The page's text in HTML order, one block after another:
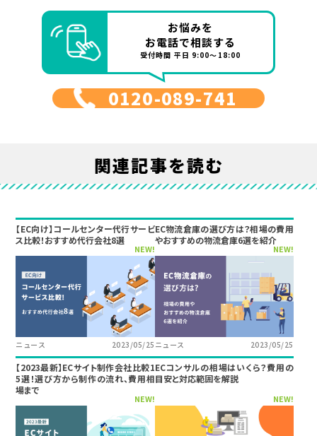
お悩みを
お電話で相談する
受付時間 平日 9:00～18:00
0120-089-741
関連記事を読む
【EC向け】コールセンター代行サービ
ス比較！おすすめ代行会社8選
NEW!
ニュース 2023/05/25
EC物流倉庫の選び方は？相場の費用
やおすすめの物流倉庫6選を紹介
NEW!
ニュース 2023/05/25
【2023最新】ECサイト制作会社比較1
5選！選び方から制作の流れ、費用相
場まで
NEW!
ECコンサルの相場はいくら？費用の
目安と対応範囲を解説
NEW!